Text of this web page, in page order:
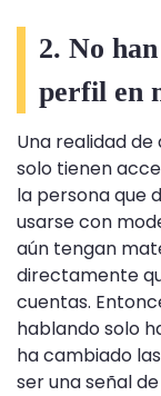
2. No
perfil en
Una realidad
solo tienen
la persona que
usarse con
aún tengan
directamente
cuentas.
hablando solo
ha cambiado
ser una señal